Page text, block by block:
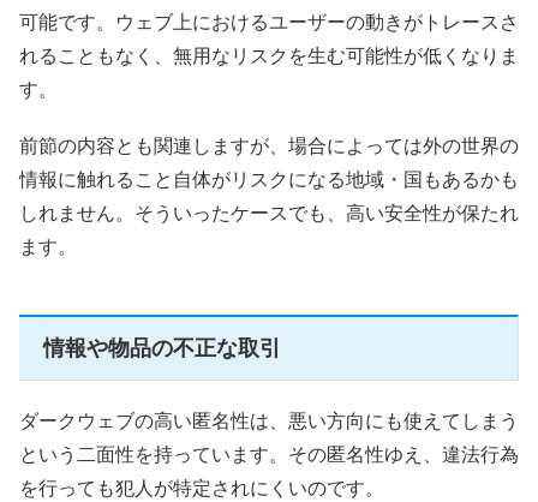
可能です。ウェブ上におけるユーザーの動きがトレースさ
れることもなく、無用なリスクを生む可能性が低くなりま
す。
前節の内容とも関連しますが、場合によっては外の世界の
情報に触れること自体がリスクになる地域・国もあるかも
しれません。そういったケースでも、高い安全性が保たれ
ます。
情報や物品の不正な取引
ダークウェブの高い匿名性は、悪い方向にも使えてしまう
という二面性を持っています。その匿名性ゆえ、違法行為
を行っても犯人が特定されにくいのです。